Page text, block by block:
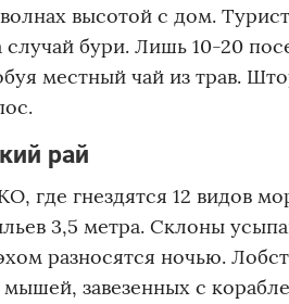
высотой с дом.
бури. Лишь 10-20
местный чай из трав.
рай
где гнездятся 12 видов
3,5 метра. Склоны
разносятся ночью.
завезенных с